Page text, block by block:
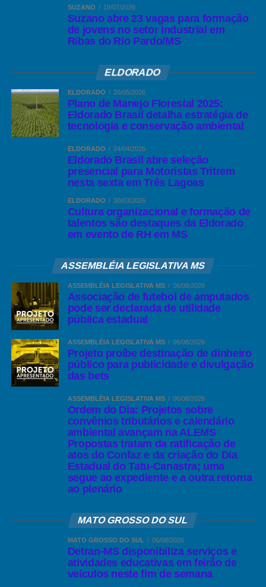
Comentários Facebook
SUZANO 18/07/2026
Suzano abre 23 vagas para formação
de jovens no setor industrial em
Ribas do Rio Pardo/MS
ELDORADO
ELDORADO 20/05/2026
Plano de Manejo Florestal 2025:
Eldorado Brasil detalha estratégia de
tecnologia e conservação ambiental
ELDORADO 24/04/2026
Eldorado Brasil abre seleção
presencial para Motoristas Tritrem
nesta sexta em Três Lagoas
ELDORADO 30/03/2026
Cultura organizacional e formação de
talentos são destaques da Eldorado
em evento de RH em MS
ASSEMBLÉIA LEGISLATIVA MS
ASSEMBLÉIA LEGISLATIVA MS 06/08/2026
Associação de futebol de amputados
pode ser declarada de utilidade
pública estadual
ASSEMBLÉIA LEGISLATIVA MS 06/08/2026
Projeto proíbe destinação de dinheiro
público para publicidade e divulgação
das bets
ASSEMBLÉIA LEGISLATIVA MS 06/08/2026
Ordem do Dia: Projetos sobre
convênios tributários e calendário
ambiental avançam na ALEMS
Propostas tratam da ratificação de
atos do Confaz e da criação do Dia
Estadual do Tatu-Canastra; uma
segue ao expediente e a outra retorna
ao plenário
MATO GROSSO DO SUL
MATO GROSSO DO SUL 06/08/2026
Detran-MS disponibiliza serviços e
atividades educativas em feirão de
veículos neste fim de semana